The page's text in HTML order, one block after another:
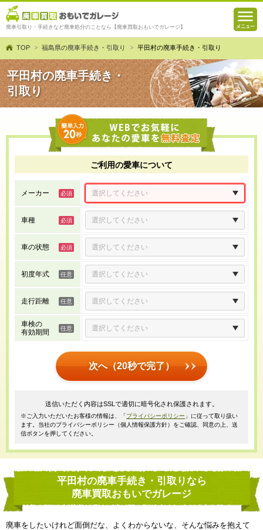
廃車引取り・手続きなど廃車処分のことなら【廃車買取おもいでガレージ】
TOP 福島県の廃車手続き・引取り 平田村の廃車手続き・引取り
平田村の廃車手続き・
引取り
ご利用の愛車について
メーカー
車種
車の状態
初度年式
走行距離
車検の
有効期間
次へ（20秒で完了）
送信いただく内容はSSLで適切に暗号化され保護されます。
※ご入力いただいたお客様の情報は、「プライバシーポリシー 」に従って取り扱い
ます。当社のプライバシーポリシー（個人情報保護方針）をご確認、同意の上、送
信ボタンを押してください。
平田村の廃車手続き・引取りなら
廃車買取おもいでガレージ
廃車をしたいけれど面倒だな、よくわからないな、そんな悩みを抱えて